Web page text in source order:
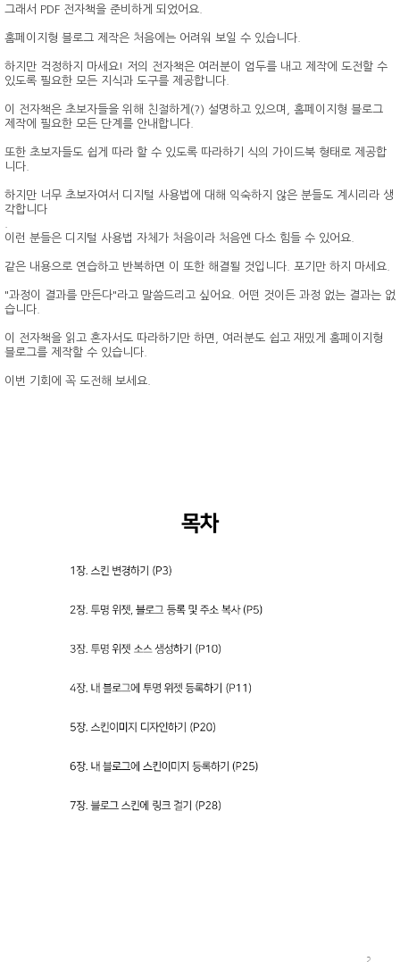
그래서 PDF 전자책을 준비하게 되었어요.
홈페이지형 블로그 제작은 처음에는 어려워 보일 수 있습니다.
하지만 걱정하지 마세요! 저의 전자책은 여러분이 엄두를 내고 제작에 도전할 수
있도록 필요한 모든 지식과 도구를 제공합니다.
이 전자책은 초보자들을 위해 친절하게(?) 설명하고 있으며, 홈페이지형 블로그
제작에 필요한 모든 단계를 안내합니다.
또한 초보자들도 쉽게 따라 할 수 있도록 따라하기 식의 가이드북 형태로 제공합
니다.
하지만 너무 초보자여서 디지털 사용법에 대해 익숙하지 않은 분들도 계시리라 생
각합니다
이런 분들은 디지털 사용법 자체가 처음이라 처음엔 다소 힘들 수 있어요.
같은 내용으로 연습하고 반복하면 이 또한 해결될 것입니다. 포기만 하지 마세요.
"과정이 결과를 만든다"라고 말씀드리고 싶어요. 어떤 것이든 과정 없는 결과는 없
습니다.
이 전자책을 읽고 혼자서도 따라하기만 하면, 여러분도 쉽고 재밌게 홈페이지형
블로그를 제작할 수 있습니다.
이번 기회에 꼭 도전해 보세요.